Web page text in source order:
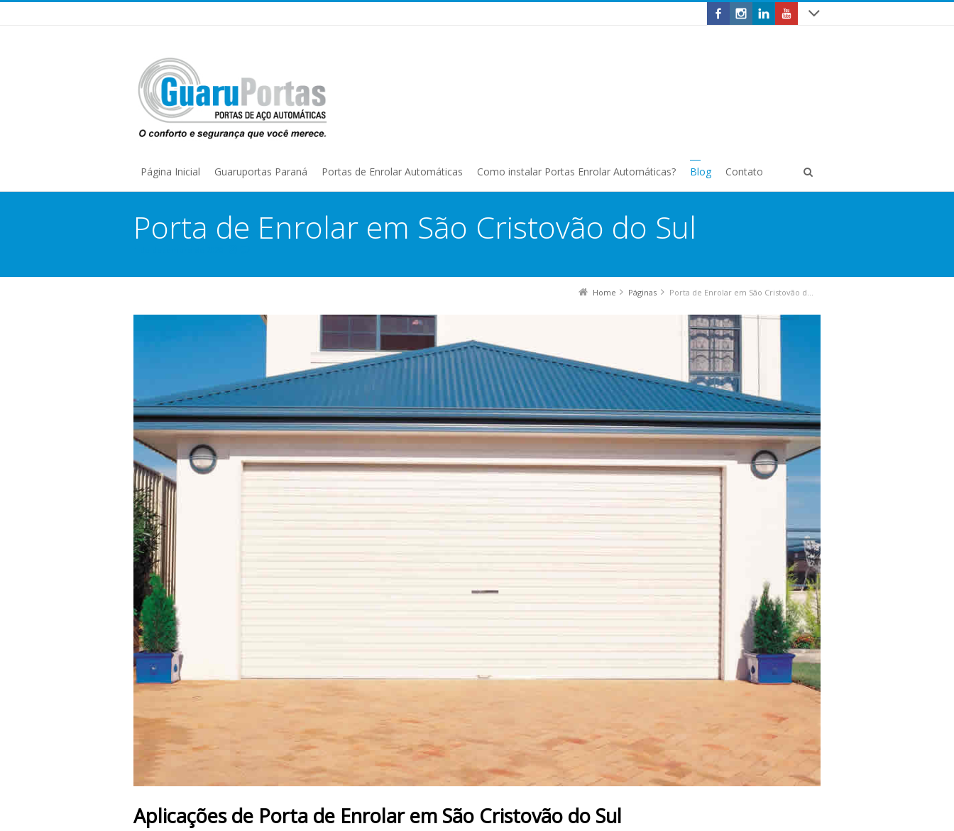
Página Inicial Guaruportas Paraná Portas de Enrolar Automáticas Como instalar Portas Enrolar Automáticas? Blog Contato
Porta de Enrolar em São Cristovão do Sul
Home Páginas Porta de Enrolar em São Cristovão do Sul
Aplicações de Porta de Enrolarem São Cristovão do Sul